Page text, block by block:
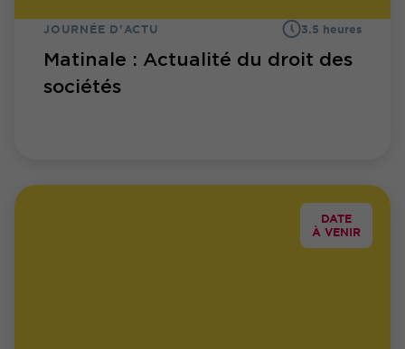
JOURNÉE D'ACTU 3.5 heures
Matinale : Actualité du droit des
sociétés
DATE
À VENIR